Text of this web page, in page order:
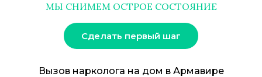
МЫ СНИМЕМ ОСТРОЕ СОСТОЯНИЕ
Вызов нарколога на дом в Армавире
Сделать первый шаг